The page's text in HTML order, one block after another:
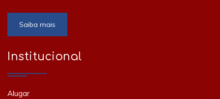
Saiba mais
Institucional
Alugar